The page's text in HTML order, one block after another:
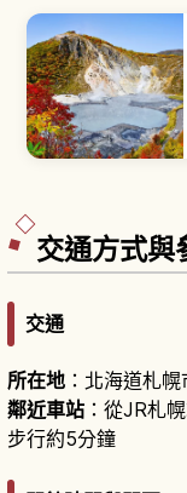
交通方式與
交通
所在地 ：北海道札
鄰近車站 ：從JR札
步行約5分鐘